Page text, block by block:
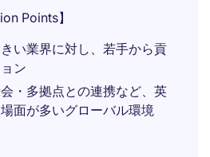
Points】
い業界に対し、若手から貢
ン
・多拠点との連携など、英
面が多いグローバル環境